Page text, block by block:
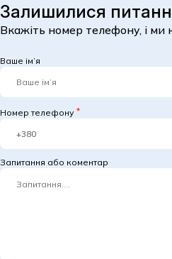
Залишилися
Вкажіть номер телефону, і ми
Ваше ім’я
Номер телефону
Запитання або коментар